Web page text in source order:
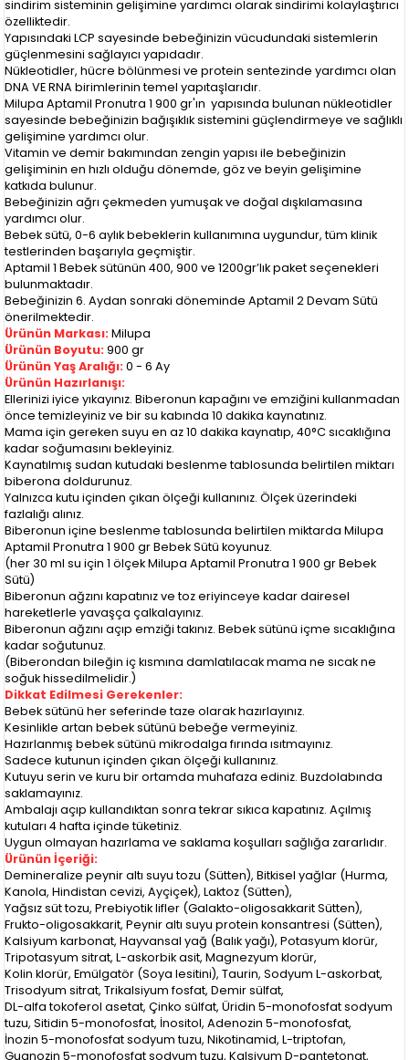
sindirim sisteminin gelişimine yardımcı olarak sindirimi kolaylaştırıcı
özelliktedir.
Yapısındaki LCP sayesinde bebeğinizin vücudundaki sistemlerin
güçlenmesini sağlayıcı yapıdadır.
Nükleotidler, hücre bölünmesi ve protein sentezinde yardımcı olan
DNA VE RNA birimlerinin temel yapıtaşlarıdır.
Milupa Aptamil Pronutra 1 900 gr'ın yapısında bulunan nükleotidler
sayesinde bebeğinizin bağışıklık sistemini güçlendirmeye ve sağlıklı
gelişimine yardımcı olur.
Vitamin ve demir bakımından zengin yapısı ile bebeğinizin
gelişiminin en hızlı olduğu dönemde, göz ve beyin gelişimine
katkıda bulunur.
Bebeğinizin ağrı çekmeden yumuşak ve doğal dışkılamasına
yardımcı olur.
Bebek sütü, 0-6 aylık bebeklerin kullanımına uygundur, tüm klinik
testlerinden başarıyla geçmiştir.
Aptamil 1 Bebek sütünün 400, 900 ve 1200gr’lık paket seçenekleri
bulunmaktadır.
Bebeğinizin 6. Aydan sonraki döneminde Aptamil 2 Devam Sütü
önerilmektedir.
Ürünün Markası: Milupa
Ürünün Boyutu: 900 gr
Ürünün Yaş Aralığı: 0 - 6 Ay
Ürünün Hazırlanışı:
Ellerinizi iyice yıkayınız. Biberonun kapağını ve emziğini kullanmadan
önce temizleyiniz ve bir su kabında 10 dakika kaynatınız.
Mama için gereken suyu en az 10 dakika kaynatıp, 40°C sıcaklığına
kadar soğumasını bekleyiniz.
Kaynatılmış sudan kutudaki beslenme tablosunda belirtilen miktarı
biberona doldurunuz.
Yalnızca kutu içinden çıkan ölçeği kullanınız. Ölçek üzerindeki
fazlalığı alınız.
Biberonun içine beslenme tablosunda belirtilen miktarda Milupa
Aptamil Pronutra 1 900 gr Bebek Sütü koyunuz.
(her 30 ml su için 1 ölçek Milupa Aptamil Pronutra 1 900 gr Bebek
Sütü)
Biberonun ağzını kapatınız ve toz eriyinceye kadar dairesel
hareketlerle yavaşça çalkalayınız.
Biberonun ağzını açıp emziği takınız. Bebek sütünü içme sıcaklığına
kadar soğutunuz.
(Biberondan bileğin iç kısmına damlatılacak mama ne sıcak ne
soğuk hissedilmelidir.)
Dikkat Edilmesi Gerekenler:
Bebek sütünü her seferinde taze olarak hazırlayınız.
Kesinlikle artan bebek sütünü bebeğe vermeyiniz.
Hazırlanmış bebek sütünü mikrodalga fırında ısıtmayınız.
Sadece kutunun içinden çıkan ölçeği kullanınız.
Kutuyu serin ve kuru bir ortamda muhafaza ediniz. Buzdolabında
saklamayınız.
Ambalajı açıp kullandıktan sonra tekrar sıkıca kapatınız. Açılmış
kutuları 4 hafta içinde tüketiniz.
Uygun olmayan hazırlama ve saklama koşulları sağlığa zararlıdır.
Ürünün İçeriği:
Demineralize peynir altı suyu tozu (Sütten), Bitkisel yağlar (Hurma,
Kanola, Hindistan cevizi, Ayçiçek), Laktoz (Sütten),
Yağsız süt tozu, Prebiyotik lifler (Galakto-oligosakkarit Sütten),
Frukto-oligosakkarit, Peynir altı suyu protein konsantresi (Sütten),
Kalsiyum karbonat, Hayvansal yağ (Balık yağı), Potasyum klorür,
Tripotasyum sitrat, L-askorbik asit, Magnezyum klorür,
Kolin klorür, Emülgatör (Soya lesitini), Taurin, Sodyum L-askorbat,
Trisodyum sitrat, Trikalsiyum fosfat, Demir sülfat,
DL-alfa tokoferol asetat, Çinko sülfat, Üridin 5-monofosfat sodyum
tuzu, Sitidin 5-monofosfat, İnositol, Adenozin 5-monofosfat,
İnozin 5-monofosfat sodyum tuzu, Nikotinamid, L-triptofan,
Guanozin 5-monofosfat sodyum tuzu, Kalsiyum D-pantetonat,